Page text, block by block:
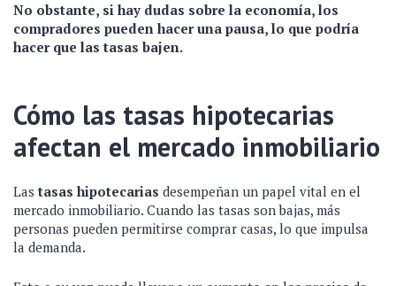
No obstante, si hay dudas sobre la economía, los
compradores pueden hacer una pausa, lo que podría
hacer que las tasas bajen.
Cómo las tasas hipotecarias
afectan el mercado inmobiliario
Lastasas hipotecarias desempeñan un papel vital en el
mercado inmobiliario. Cuando las tasas son bajas, más
personas pueden permitirse comprar casas, lo que impulsa
la demanda.